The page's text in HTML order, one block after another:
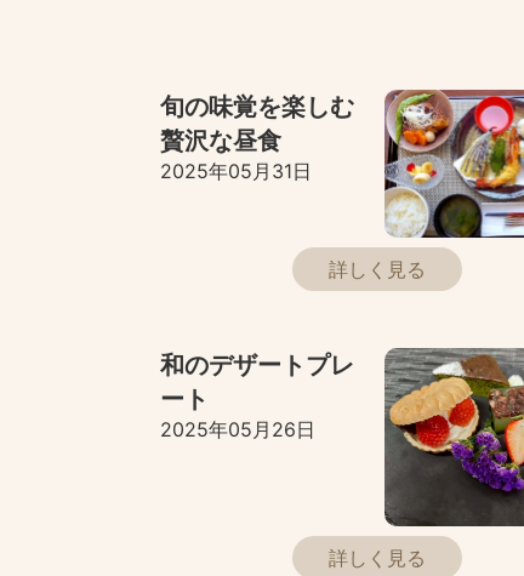
旬の味覚を楽しむ
贅沢な昼食
2025年05月31日
詳しく見る
和のデザートプレ
ート
2025年05月26日
詳しく見る